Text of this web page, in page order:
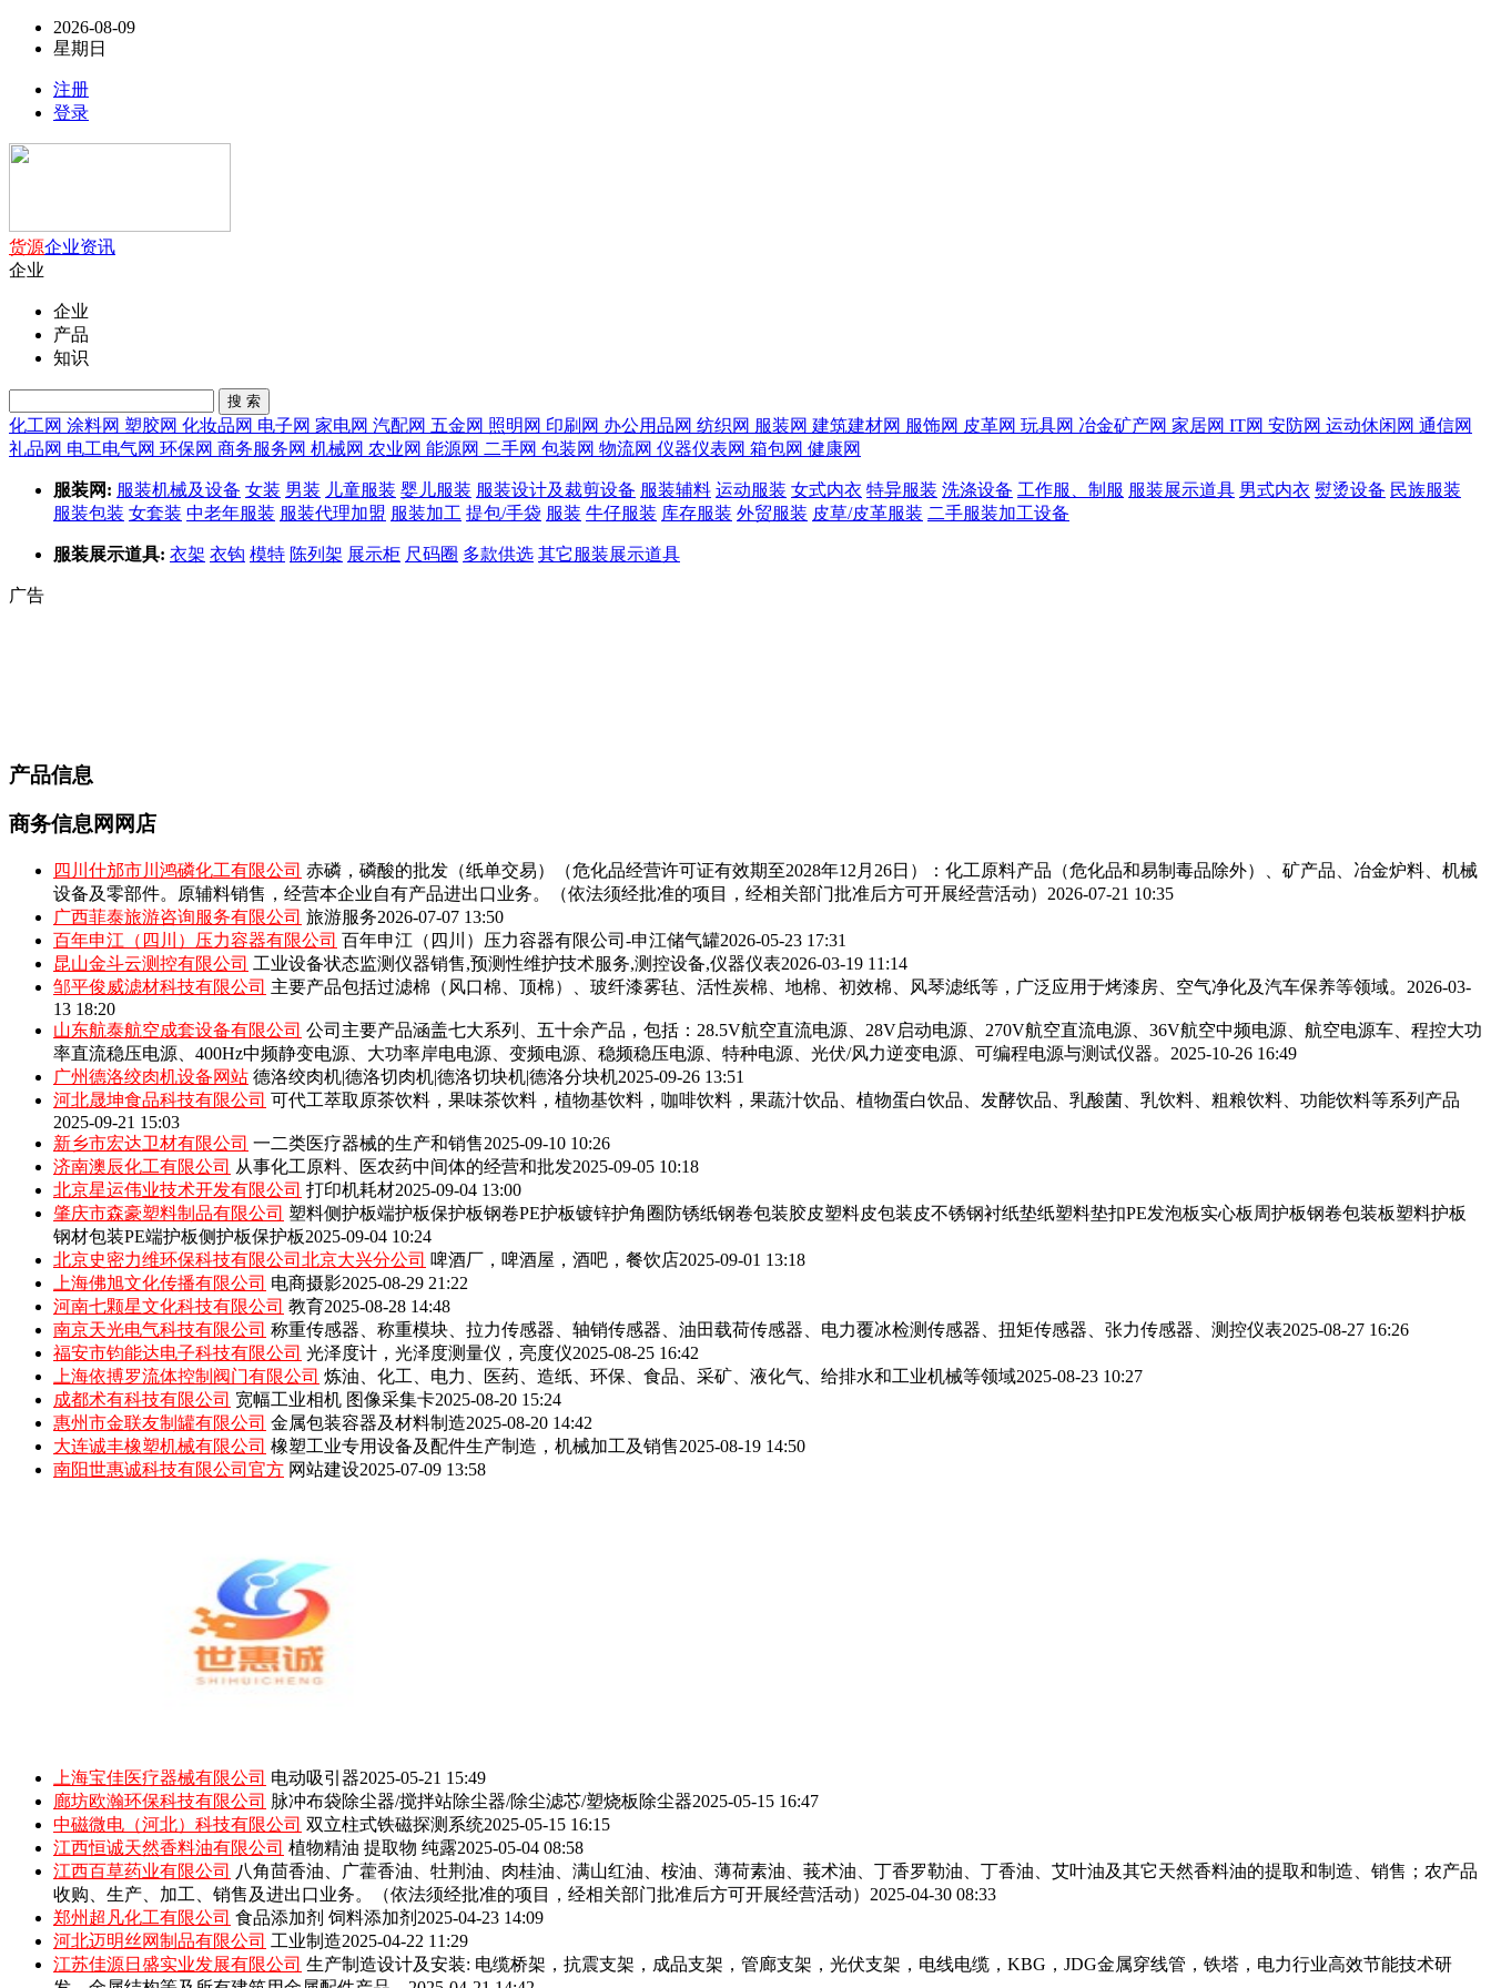
2026-08-09
星期日
注册
登录
货源企业资讯
企业
企业
产品
知识
搜 索
化工网 涂料网 塑胶网 化妆品网 电子网 家电网 汽配网 五金网 照明网 印刷网 办公用品网 纺织网 服装网 建筑建材网 服饰网 皮革网 玩具网 冶金矿产网 家居网 IT网 安防网 运动休闲网 通信网
礼品网 电工电气网 环保网 商务服务网 机械网 农业网 能源网 二手网 包装网 物流网 仪器仪表网 箱包网 健康网
服装网: 服装机械及设备 女装 男装 儿童服装 婴儿服装 服装设计及裁剪设备 服装辅料 运动服装 女式内衣 特异服装 洗涤设备 工作服、制服 服装展示道具 男式内衣 熨烫设备 民族服装
服装包装 女套装 中老年服装 服装代理加盟 服装加工 提包/手袋 服装 牛仔服装 库存服装 外贸服装 皮草/皮革服装 二手服装加工设备
服装展示道具: 衣架 衣钩 模特 陈列架 展示柜 尺码圈 多款供选 其它服装展示道具
广告
产品信息
商务信息网网店
四川什邡市川鸿磷化工有限公司 赤磷，磷酸的批发（纸单交易）（危化品经营许可证有效期至2028年12月26日）：化工原料产品（危化品和易制毒品除外）、矿产品、冶金炉料、机械
设备及零部件。原辅料销售，经营本企业自有产品进出口业务。（依法须经批准的项目，经相关部门批准后方可开展经营活动） 2026-07-21 10:35
广西菲泰旅游咨询服务有限公司 旅游服务2026-07-07 13:50
百年申江（四川）压力容器有限公司 百年申江（四川）压力容器有限公司-申江储气罐2026-05-23 17:31
昆山金斗云测控有限公司 工业设备状态监测仪器销售,预测性维护技术服务,测控设备,仪器仪表2026-03-19 11:14
邹平俊威滤材科技有限公司 主要产品包括‌过滤棉（风口棉、顶棉）、玻纤漆雾毡、活性炭棉、地棉、初效棉、风琴滤纸‌等，广泛应用于烤漆房、空气净化及汽车保养等领域。‌‌ 2026-03-
13 18:20
山东航泰航空成套设备有限公司 公司主要产品涵盖七大系列、五十余产品，包括：28.5V航空直流电源、28V启动电源、270V航空直流电源、36V航空中频电源、航空电源车、程控大功
率直流稳压电源、400Hz中频静变电源、大功率岸电电源、变频电源、稳频稳压电源、特种电源、光伏/风力逆变电源、可编程电源与测试仪器。 2025-10-26 16:49
广州德洛绞肉机设备网站 德洛绞肉机|德洛切肉机|德洛切块机|德洛分块机2025-09-26 13:51
河北晟坤食品科技有限公司 可代工萃取原茶饮料，果味茶饮料，植物基饮料，咖啡饮料，果蔬汁饮品、植物蛋白饮品、发酵饮品、乳酸菌、乳饮料、粗粮饮料、功能饮料等系列产品
2025-09-21 15:03
新乡市宏达卫材有限公司 一二类医疗器械的生产和销售2025-09-10 10:26
济南澳辰化工有限公司 从事化工原料、医农药中间体的经营和批发2025-09-05 10:18
北京星运伟业技术开发有限公司 打印机耗材2025-09-04 13:00
肇庆市森豪塑料制品有限公司 塑料侧护板端护板保护板钢卷PE护板镀锌护角圈防锈纸钢卷包装胶皮塑料皮包装皮不锈钢衬纸垫纸塑料垫扣PE发泡板实心板周护板钢卷包装板塑料护板
钢材包装PE端护板侧护板保护板2025-09-04 10:24
北京史密力维环保科技有限公司北京大兴分公司 啤酒厂，啤酒屋，酒吧，餐饮店2025-09-01 13:18
上海佛旭文化传播有限公司 电商摄影2025-08-29 21:22
河南七颗星文化科技有限公司 教育2025-08-28 14:48
南京天光电气科技有限公司 称重传感器、称重模块、拉力传感器、轴销传感器、油田载荷传感器、电力覆冰检测传感器、扭矩传感器、张力传感器、测控仪表2025-08-27 16:26
福安市钧能达电子科技有限公司 光泽度计，光泽度测量仪，亮度仪2025-08-25 16:42
上海依搏罗流体控制阀门有限公司 炼油、化工、电力、医药、造纸、环保、食品、采矿、液化气、给排水和工业机械等领域2025-08-23 10:27
成都术有科技有限公司 宽幅工业相机 图像采集卡2025-08-20 15:24
惠州市金联友制罐有限公司 金属包装容器及材料制造2025-08-20 14:42
大连诚丰橡塑机械有限公司 橡塑工业专用设备及配件生产制造，机械加工及销售2025-08-19 14:50
南阳世惠诚科技有限公司官方 网站建设2025-07-09 13:58
上海宝佳医疗器械有限公司 电动吸引器2025-05-21 15:49
廊坊欧瀚环保科技有限公司 脉冲布袋除尘器/搅拌站除尘器/除尘滤芯/塑烧板除尘器2025-05-15 16:47
中磁微电（河北）科技有限公司 双立柱式铁磁探测系统2025-05-15 16:15
江西恒诚天然香料油有限公司 植物精油 提取物 纯露2025-05-04 08:58
江西百草药业有限公司
八角茴香油、广藿香油、牡荆油、肉桂油、满山红油、桉油、薄荷素油、莪术油、丁香罗勒油、丁香油、艾叶油及其它天然香料油的提取和制造、销售；农产品
收购、生产、加工、销售及进出口业务。（依法须经批准的项目，经相关部门批准后方可开展经营活动） 2025-04-30 08:33
郑州超凡化工有限公司 食品添加剂 饲料添加剂 2025-04-23 14:09
河北迈明丝网制品有限公司 工业制造2025-04-22 11:29
江苏佳源日盛实业发展有限公司 生产制造设计及安装: 电缆桥架，抗震支架，成品支架，管廊支架，光伏支架，电线电缆，KBG，JDG金属穿线管，铁塔，电力行业高效节能技术研